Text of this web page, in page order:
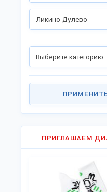
Ликино-Дулево
Выберите категорию
ПРИГЛАШАЕМ